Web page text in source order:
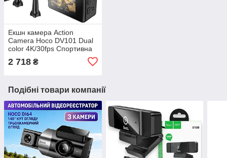
Екшн камера Action
Camera Hoco DV101 Dual
color 4K/30fps Спортивна
подвійним екраном, чорна
2 718 ₴
Подібні товари компанії